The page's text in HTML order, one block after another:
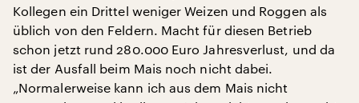
Kollegen ein Drittel weniger Weizen und Roggen als
üblich von den Feldern. Macht für diesen Betrieb
schon jetzt rund 280.000 Euro Jahresverlust, und da
ist der Ausfall beim Mais noch nicht dabei.
„Normalerweise kann ich aus dem Mais nicht